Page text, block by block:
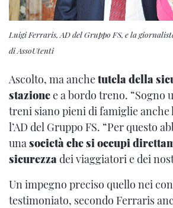
Luigi Ferraris, AD del Gruppo FS, e la
di AssoUtenti
Ascolto, ma anchetutela della
stazionee a bordo treno. “Sogno
treni siano pieni di famiglie anche
l’AD del Gruppo FS. “Per questo
una società che si occupi
sicurezza dei viaggiatori e dei
Un impegno preciso quello nei
testimoniato, secondo Ferraris